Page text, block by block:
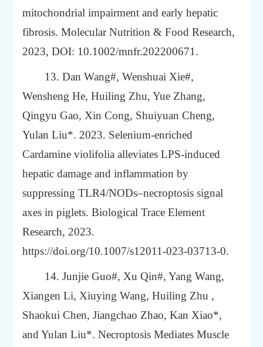
mitochondrial impairment and early hepatic
fibrosis.Molecular Nutrition & Food Research,
2023, DOI: 10.1002/mnfr.202200671.
13. Dan Wang#, Wenshuai Xie#,
Wensheng He, Huiling Zhu, Yue Zhang,
Qingyu Gao, Xin Cong, Shuiyuan Cheng,
Yulan Liu*. 2023. Selenium‑enriched
Cardamine violifolia alleviates LPS‑induced
hepatic damage and inflammation by
suppressing TLR4/NODs–necroptosis signal
axes in piglets. Biological Trace Element
Research, 2023.
https://doi.org/10.1007/s12011-023-03713-0.
14. Junjie Guo#, Xu Qin#, Yang Wang,
Xiangen Li, Xiuying Wang, Huiling Zhu ,
Shaokui Chen, Jiangchao Zhao, Kan Xiao*,
and Yulan Liu*. Necroptosis Mediates Muscle